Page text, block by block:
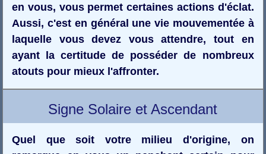
en vous, vous permet certaines actions d'éclat.
Aussi, c'est en général une vie mouvementée à
laquelle vous devez vous attendre, tout en
ayant la certitude de posséder de nombreux
atouts pour mieux l'affronter.
Signe Solaire et Ascendant
Quel que soit votre milieu d'origine, on